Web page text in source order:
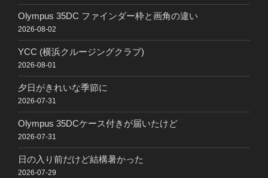
Olympus 35DC ファインダー枠と画角の違い
2026-08-02
YCC (横浜クルージングクラブ)
2026-08-01
夕日がきれいな季節に
2026-07-31
Olympus 35DCケース付きが届いたけど
2026-07-31
日の入り前だけど結構暑かった
2026-07-29